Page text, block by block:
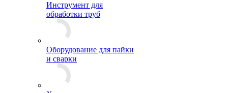
Инструмент для
обработки труб
Оборудование для пайки
и сварки